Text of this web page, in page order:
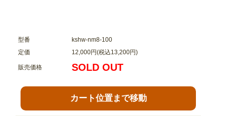
型番
kshw-nm8-100
定価
12,000円(税込13,200円)
販売価格 SOLD OUT
カート位置まで移動